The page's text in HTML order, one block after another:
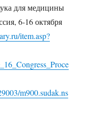
для медицины
6-16 октября
item.asp?
m900.sudak.ns